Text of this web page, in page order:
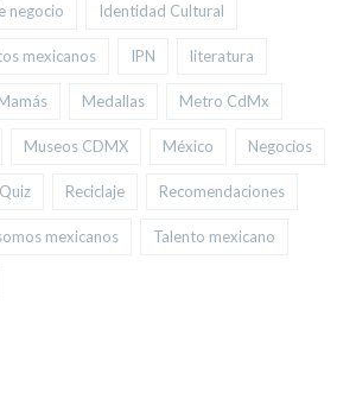
negocio Identidad Cultural
mexicanos IPN literatura
Medallas Metro CdMx
Museos CDMX México Negocios
Quiz Reciclaje Recomendaciones
mexicanos Talento mexicano